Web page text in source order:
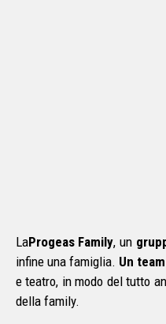
LaProgeas Family, un
infine una famiglia. Un
e teatro, in modo del tutto
della family.